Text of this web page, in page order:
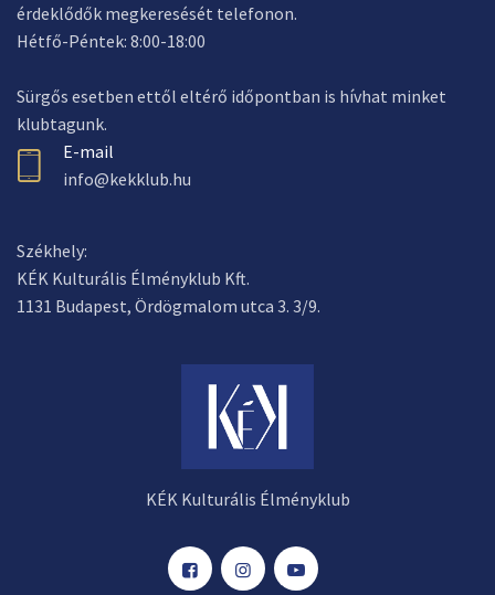
érdeklődők megkeresését telefonon.
Hétfő-Péntek: 8:00-18:00
Sürgős esetben ettől eltérő időpontban is hívhat minket
klubtagunk.
E-mail
info@kekklub.hu
Székhely:
KÉK Kulturális Élményklub Kft.
1131 Budapest, Ördögmalom utca 3. 3/9.
KÉK Kulturális Élményklub